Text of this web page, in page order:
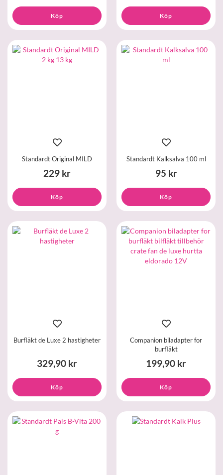
Köp Köp
Standardt Original MILD
229 kr
Köp
Standardt Kalksalva 100 ml
95 kr
Köp
Burfläkt de Luxe 2 hastigheter
329,90 kr
Köp
Companion biladapter for
burfläkt
199,90 kr
Köp